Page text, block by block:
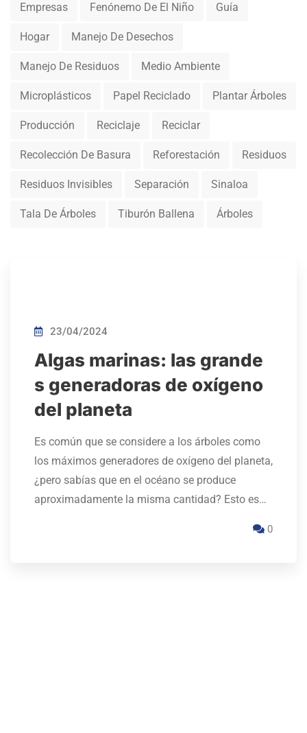
Empresas Fenónemo De El Niño Guía
Hogar Manejo De Desechos
Manejo De Residuos Medio Ambiente
Microplásticos Papel Reciclado Plantar Árboles
Producción Reciclaje Reciclar
Recolección De Basura Reforestación Residuos
Residuos Invisibles Separación Sinaloa
Tala De Árboles Tiburón Ballena Árboles
23/04/2024
Algas marinas: las grande
s generadoras de oxígeno
del planeta
Es común que se considere a los árboles como
los máximos generadores de oxígeno del planeta,
¿pero sabías que en el océano se produce
aproximadamente la misma cantidad? Esto es…
0